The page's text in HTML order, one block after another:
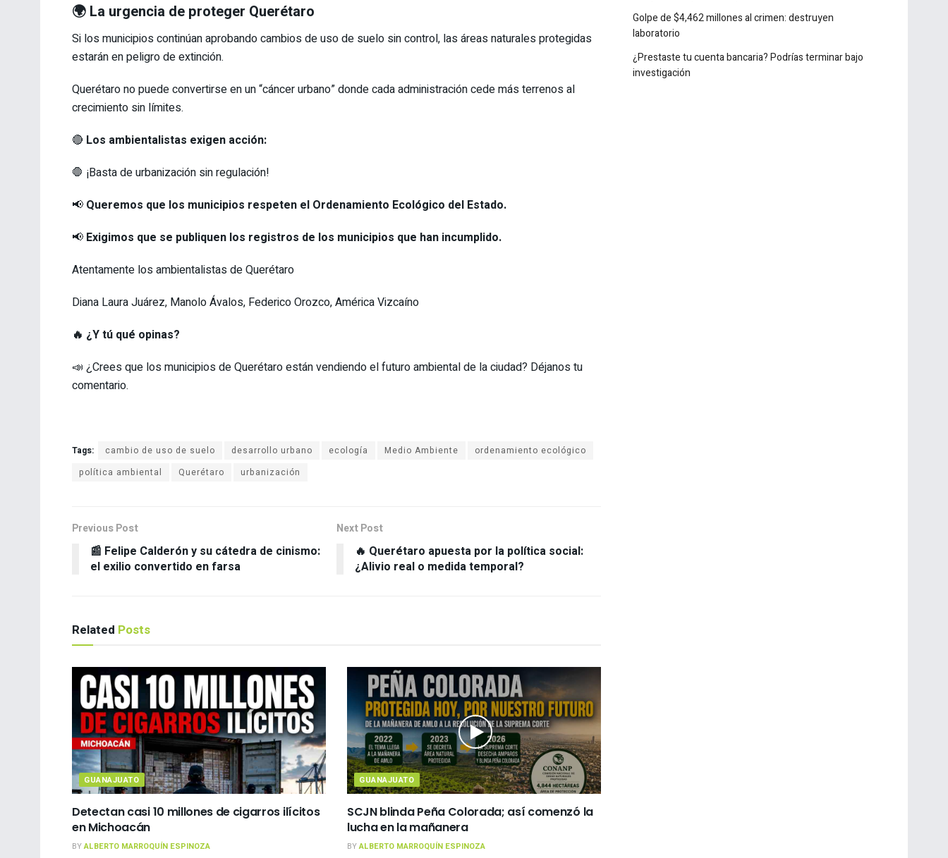
🌍 La urgencia de proteger Querétaro
Si los municipios continúan aprobando cambios de uso de suelo sin control, las áreas naturales protegidas
estarán en peligro de extinción.
Querétaro no puede convertirse en un “cáncer urbano” donde cada administración cede más terrenos al
crecimiento sin límites.
🔴 Los ambientalistas exigen acción:
🛑 ¡Basta de urbanización sin regulación!
📢 Queremos que los municipios respeten el Ordenamiento Ecológico del Estado.
📢 Exigimos que se publiquen los registros de los municipios que han incumplido.
Atentamente los ambientalistas de Querétaro
Diana Laura Juárez, Manolo Ávalos, Federico Orozco, América Vizcaíno
🔥 ¿Y tú qué opinas?
📣 ¿Crees que los municipios de Querétaro están vendiendo el futuro ambiental de la ciudad? Déjanos tu
comentario.
Tags: cambio de uso de suelo desarrollo urbano ecología Medio Ambiente
ordenamiento ecológico
política ambiental
Querétaro urbanización
Previous Post
📰 Felipe Calderón y su cátedra de cinismo:
el exilio convertido en farsa
Next Post
🔥 Querétaro apuesta por la política social:
¿Alivio real o medida temporal?
Related Posts
GUANAJUATO
Detectan casi 10 millones de cigarros ilícitos
en Michoacán
BYALBERTO MARROQUÍN ESPINOZA
GUANAJUATO
SCJN blinda Peña Colorada; así comenzó la
lucha en la mañanera
BYALBERTO MARROQUÍN ESPINOZA
Golpe al crimen en nueve estados: decomisan fentanilo
enviado desde Querétaro y destruyen narcolaboratorio
Golpe de $4,462 millones al crimen: destruyen
laboratorio